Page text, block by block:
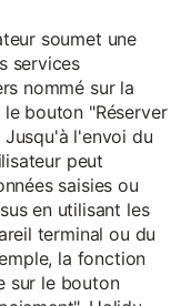
soumet une
services
nommé sur la
bouton "Réserver
l'envoi du
peut
saisies ou
en utilisant les
terminal ou du
la fonction
sur le bouton